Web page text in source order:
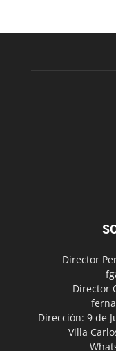
Director
Director
Dirección: 9 de
Villa